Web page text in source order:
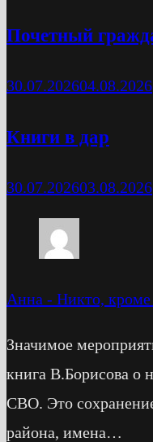
Почетный
30.07.202604.08.2026
Книги в дар
30.07.202603.08.2026
Анна - Никто, кроме
Значимое
книга В.Борисова о
СВО. Это
района, имена…